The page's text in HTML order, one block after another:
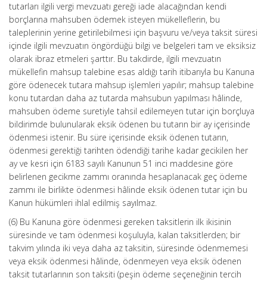
tutarları ilgili vergi mevzuatı gereği iade alacağından kendi
borçlarına mahsuben ödemek isteyen mükelleflerin, bu
taleplerinin yerine getirilebilmesi için başvuru ve/veya taksit süresi
içinde ilgili mevzuatın öngördüğü bilgi ve belgeleri tam ve eksiksiz
olarak ibraz etmeleri şarttır. Bu takdirde, ilgili mevzuatın
mükellefin mahsup talebine esas aldığı tarih itibarıyla bu Kanuna
göre ödenecek tutara mahsup işlemleri yapılır; mahsup talebine
konu tutardan daha az tutarda mahsubun yapılması hâlinde,
mahsuben ödeme suretiyle tahsil edilemeyen tutar için borçluya
bildirimde bulunularak eksik ödenen bu tutarın bir ay içerisinde
ödenmesi istenir. Bu süre içerisinde eksik ödenen tutarın,
ödenmesi gerektiği tarihten ödendiği tarihe kadar gecikilen her
ay ve kesri için 6183 sayılı Kanunun 51 inci maddesine göre
belirlenen gecikme zammı oranında hesaplanacak geç ödeme
zammı ile birlikte ödenmesi hâlinde eksik ödenen tutar için bu
Kanun hükümleri ihlal edilmiş sayılmaz.
(6) Bu Kanuna göre ödenmesi gereken taksitlerin ilk ikisinin
süresinde ve tam ödenmesi koşuluyla, kalan taksitlerden; bir
takvim yılında iki veya daha az taksitin, süresinde ödenmemesi
veya eksik ödenmesi hâlinde, ödenmeyen veya eksik ödenen
taksit tutarlarının son taksiti (peşin ödeme seçeneğinin tercih